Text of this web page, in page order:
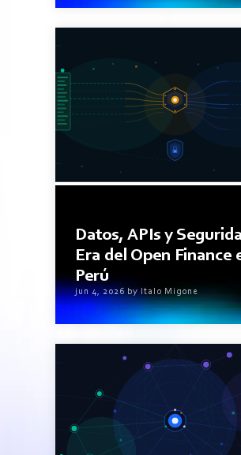
Datos, APIs y
Era del Open Finance
Perú
jun 4, 2026 by Italo Migone